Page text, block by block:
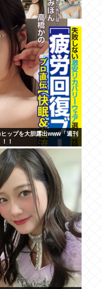
ップを大胆露出www「週刊
！